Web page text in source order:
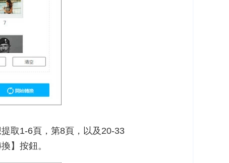
取1-6頁，第8頁，以及20-33
】按鈕。